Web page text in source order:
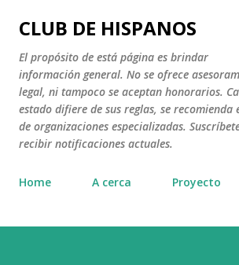
Ir al contenido principal
CLUB DE HISPANOS
El propósito de está página es brindar
información general. No se ofrece
legal, ni tampoco se aceptan honorarios.
estado difiere de sus reglas, se recomienda
de organizaciones especializadas.
recibir notificaciones actuales.
Home A cerca Proyecto